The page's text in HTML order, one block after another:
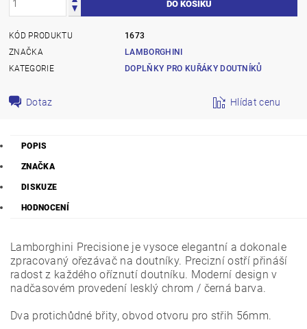
KÓD PRODUKTU
1673
ZNAČKA
LAMBORGHINI
KATEGORIE
DOPLŇKY PRO KUŘÁKY DOUTNÍKŮ
Dotaz Hlídat cenu
POPIS
ZNAČKA
DISKUZE
HODNOCENÍ
Lamborghini Precisione je vysoce elegantní a dokonale
zpracovaný ořezávač na doutníky. Precizní ostří přináší
radost z každého oříznutí doutníku. Moderní design v
nadčasovém provedení lesklý chrom / černá barva.
Dva protichůdné břity, obvod otvoru pro střih 56mm.